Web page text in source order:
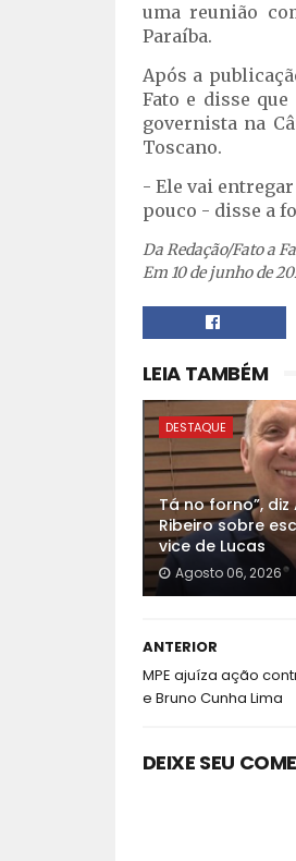
uma reunião
Paraíba.
Após a
Fato e disse
governista na
Toscano.
- Ele vai
pouco - disse a
Da Redação/Fato a
Em 10 de junho de
LEIA TAMBÉM
DESTAQUE
Tá no forno”,
Ribeiro sobre
vice de Lucas
Agosto 06, 2026
ANTERIOR
MPE ajuíza ação
e Bruno Cunha Lima
DEIXE SEU